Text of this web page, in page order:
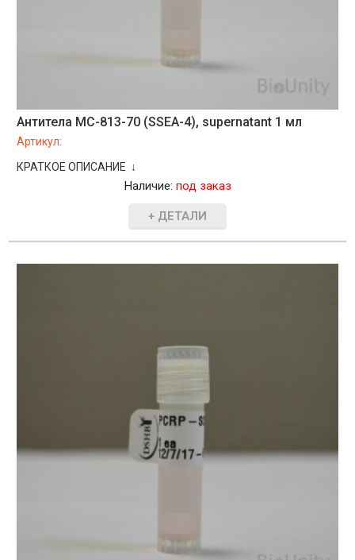
Антитела MC-813-70 (SSEA-4), supernatant 1 мл
Артикул:
КРАТКОЕ ОПИСАНИЕ ↓
Наличие: под заказ
+ ДЕТАЛИ